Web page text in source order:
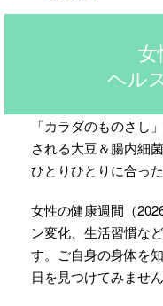
ヘル
「カラダのものさし
される大豆＆腸内細
ひとりひとりに合っ
女性の健康週間（
ン変化、生活習慣な
す。ご自身の身体を
日を見つけてみませ